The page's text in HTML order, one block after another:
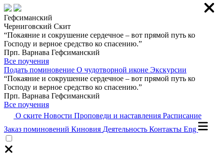
Гефсиманский
Черниговский Скит
“Покаяние и сокрушение сердечное – вот прямой путь ко
Господу и верное средство ко спасению.”
Прп. Варнава Гефсиманский
Все поучения
Подать поминовение О чудотворной иконе Экскурсии
“Покаяние и сокрушение сердечное – вот прямой путь ко
Господу и верное средство ко спасению.”
Прп. Варнава Гефсиманский
Все поучения
О ските Новости Проповеди и наставления Расписание
Заказ поминовений Киновия Деятельность Контакты Eng